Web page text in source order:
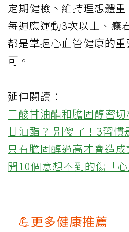
定期健檢、維持理想體重
每週應運動3次以上、癮
都是掌握心血管健康的
可。
延伸閱讀：
三酸甘油酯和膽固醇密
甘油酯？ 別傻了！3習慣
只有膽固醇過高才會造
開10個意想不到的傷「
💪更多健康推薦